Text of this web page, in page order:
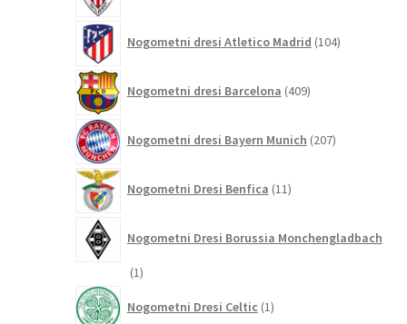
Nogometni dresi Atletico Madrid 104izdelki
Nogometni dresi Barcelona 409izdelkov
Nogometni dresi Bayern Munich 207izdelkov
Nogometni Dresi Benfica 11izdelkov
Nogometni Dresi Borussia Monchengladbach
11
Nogometni Dresi Celtic 1izdelek